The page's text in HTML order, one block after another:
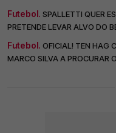
Futebol. SPALLETTI QUER
PRETENDE LEVAR ALVO DO
Futebol. OFICIAL! TEN HAG
MARCO SILVA A PROCURAR